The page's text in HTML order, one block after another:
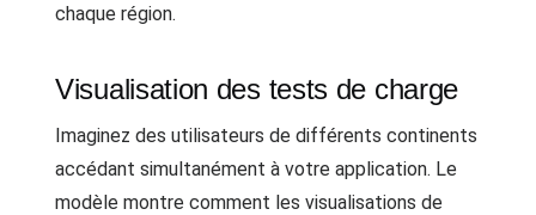
chaque région.
Visualisation des tests de charge
Imaginez des utilisateurs de différents continents
accédant simultanément à votre application. Le
modèle montre comment les visualisations de